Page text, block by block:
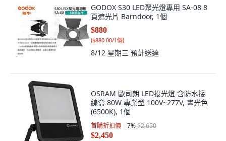
GODOX S30 LED聚光燈專用 SA-08 8
頁遮光片 Barndoor, 1個
$880
($880.00/1個)
8/12 星期三 預計送達
OSRAM 歐司朗 LED投光燈 含防水接
線盒 80W 專業型 100V~277V, 晝光色
(6500K), 1個
首購折扣價 7%$2,650
$2,450